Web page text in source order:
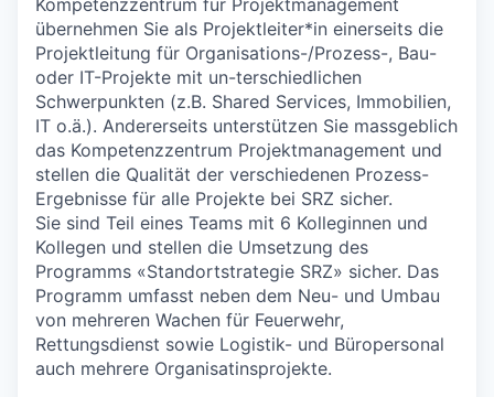
übernehmen Sie als Projektleiter*in einerseits die
Projektleitung für Organisations-/Prozess-, Bau-
oder IT-Projekte mit un-terschiedlichen
Schwerpunkten (z.B. Shared Services, Immobilien,
IT o.ä.). Andererseits unterstützen Sie massgeblich
das Kompetenzzentrum Projektmanagement und
stellen die Qualität der verschiedenen Prozess-
Ergebnisse für alle Projekte bei SRZ sicher.
Sie sind Teil eines Teams mit 6 Kolleginnen und
Kollegen und stellen die Umsetzung des
Programms «Standortstrategie SRZ» sicher. Das
Programm umfasst neben dem Neu- und Umbau
von mehreren Wachen für Feuerwehr,
Rettungsdienst sowie Logistik- und Büropersonal
auch mehrere Organisatinsprojekte.